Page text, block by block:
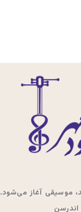
موسیقی آغاز می‌شود.